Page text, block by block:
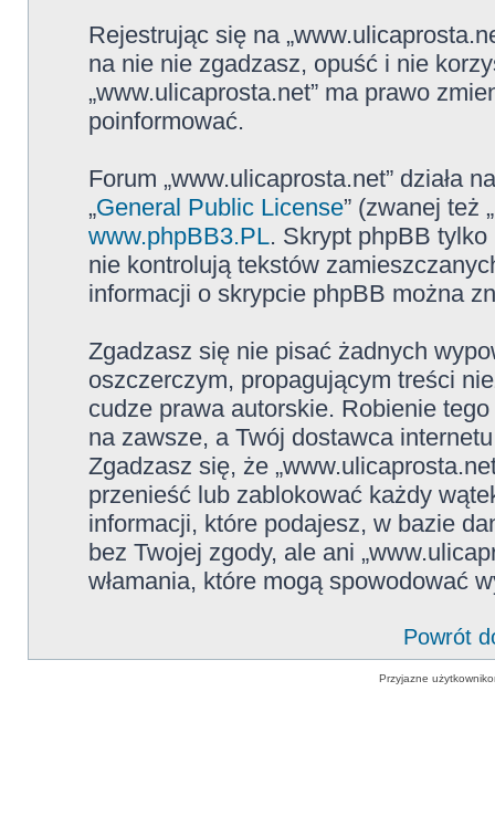
Rejestrując się na
na nie nie zgadzasz, opuść i nie
„www.ulicaprosta.net” ma prawo
poinformować.
Forum „www.ulicaprosta.net” działa
„General Public License” (zwanej też
www.phpBB3.PL. Skrypt phpBB tylko
nie kontrolują tekstów
informacji o skrypcie phpBB można
Zgadzasz się nie pisać żadnych
oszczerczym, propagującym treści
cudze prawa autorskie. Robienie
na zawsze, a Twój dostawca
Zgadzasz się, że
przenieść lub zablokować każdy
informacji, które podajesz, w bazie
bez Twojej zgody, ale ani
włamania, które mogą spowodować
Powrót
Przyjazne